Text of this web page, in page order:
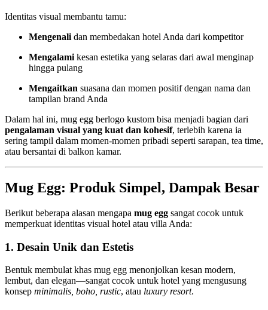
Identitas visual membantu tamu:
Mengenali dan membedakan hotel Anda dari kompetitor
Mengalami kesan estetika yang selaras dari awal menginap
hingga pulang
Mengaitkan suasana dan momen positif dengan nama dan
tampilan brand Anda
Dalam hal ini, mug egg berlogo kustom bisa menjadi bagian dari
pengalaman visual yang kuat dan kohesif, terlebih karena ia
sering tampil dalam momen-momen pribadi seperti sarapan, tea time,
atau bersantai di balkon kamar.
Mug Egg: Produk Simpel, Dampak Besar
Berikut beberapa alasan mengapa mug egg sangat cocok untuk
memperkuat identitas visual hotel atau villa Anda:
1. Desain Unik dan Estetis
Bentuk membulat khas mug egg menonjolkan kesan modern,
lembut, dan elegan—sangat cocok untuk hotel yang mengusung
konsep minimalis, boho, rustic, atau luxury resort.